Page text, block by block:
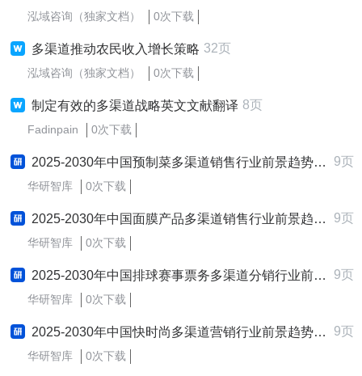
泓域咨询（独家文档） 0次下载
多渠道推动农民收入增长策略 32页
泓域咨询（独家文档） 0次下载
制定有效的多渠道战略英文文献翻译 8页
Fadinpain 0次下载
2025-2030年中国预制菜多渠道销售行业前景趋势预测及发展战略咨询报告 9页
华研智库 0次下载
2025-2030年中国面膜产品多渠道销售行业前景趋势预测及发展战略咨询报告 9页
华研智库 0次下载
2025-2030年中国排球赛事票务多渠道分销行业前景趋势预测及发展战略咨询报告 9页
华研智库 0次下载
2025-2030年中国快时尚多渠道营销行业前景趋势预测及发展战略咨询报告 9页
华研智库 0次下载